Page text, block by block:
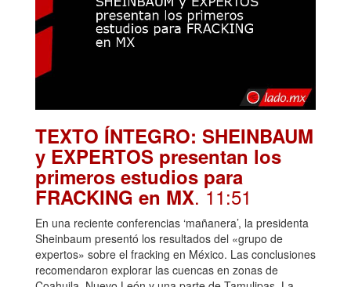
TEXTO ÍNTEGRO: SHEINBAUM
y EXPERTOS presentan los
primeros estudios para
FRACKING en MX. 11:51
En una reciente conferencias ‘mañanera’, la presidenta
Sheinbaum presentó los resultados del «grupo de
expertos» sobre el fracking en México. Las conclusiones
recomendaron explorar las cuencas en zonas de